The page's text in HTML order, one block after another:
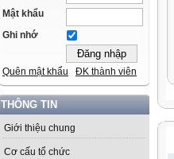
Mật khẩu
Ghi nhớ
Quên mật khẩu ĐK thành viên
THÔNG TIN
Giới thiệu chung
Cơ cấu tổ chức